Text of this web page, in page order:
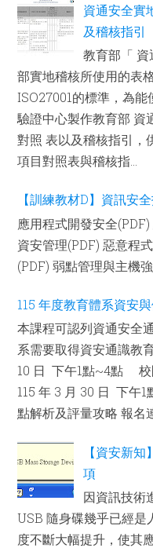
資通安全實
及稽核指引
教育部「
部實地稽核所使用的表
ISO27001的標準，為
驗證中心製作教育部 資
對照 表以及稽核指引，
項目對照表與稽核指...
【訓練教材D】資訊安
應用程式開發安全
資安管理(PDF) 惡意程
(PDF) 弱點管理與主機
115 年度教育體系資安
本課程可認列資通安全
系需要取得資安通識教
10 日 下午1點~4點 校
115 年 3 月 30 日 下
點解析及評量攻略 報名
【資安新
項
因資訊技術
USB 隨身碟幾乎已經是
度不斷大幅提升，使其